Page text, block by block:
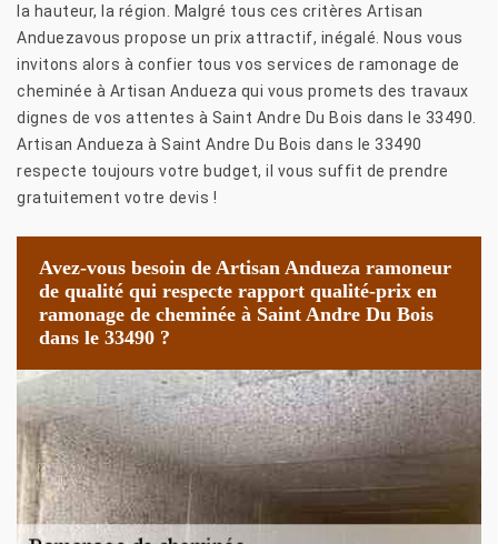
la hauteur, la région. Malgré tous ces critères Artisan
Anduezavous propose un prix attractif, inégalé. Nous vous
invitons alors à confier tous vos services de ramonage de
cheminée à Artisan Andueza qui vous promets des travaux
dignes de vos attentes à Saint Andre Du Bois dans le 33490.
Artisan Andueza à Saint Andre Du Bois dans le 33490
respecte toujours votre budget, il vous suffit de prendre
gratuitement votre devis !
Avez-vous besoin de Artisan Andueza ramoneur
de qualité qui respecte rapport qualité-prix en
ramonage de cheminée à Saint Andre Du Bois
dans le 33490 ?